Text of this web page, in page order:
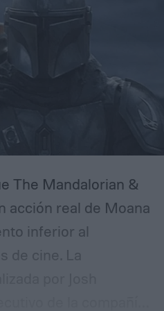
The Mandalorian &
acción real de Moana
inferior al
de cine. La